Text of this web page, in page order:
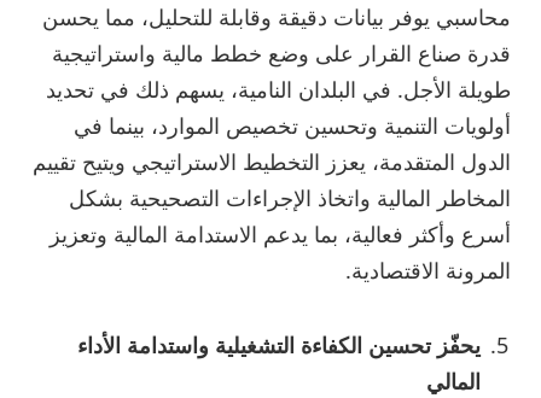
محاسبي يوفر بيانات دقيقة وقابلة للتحليل، مما يحسن
قدرة صناع القرار على وضع خطط مالية واستراتيجية
طويلة الأجل. في البلدان النامية، يسهم ذلك في تحديد
أولويات التنمية وتحسين تخصيص الموارد، بينما في
الدول المتقدمة، يعزز التخطيط الاستراتيجي ويتيح تقييم
المخاطر المالية واتخاذ الإجراءات التصحيحية بشكل
أسرع وأكثر فعالية، بما يدعم الاستدامة المالية وتعزيز
المرونة الاقتصادية.
يحفّز تحسين الكفاءة التشغيلية واستدامة الأداء
المالي